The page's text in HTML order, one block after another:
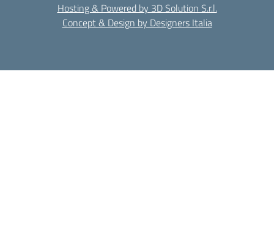
Hosting & Powered by 3D Solution S.r.l.
Concept & Design by Designers Italia